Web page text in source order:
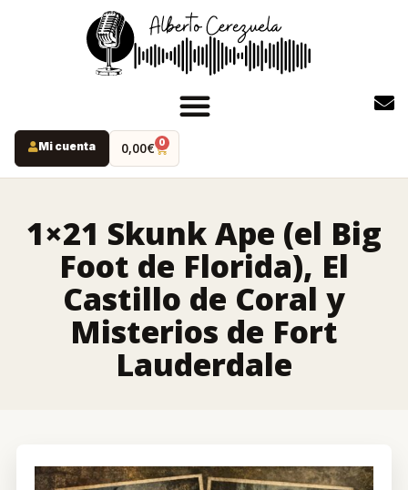
INICIO
YOUTUBE
INSTAGRAM
RUTAS MISTERIO
LIBROS
ALBERTO
Mi cuenta 0,00€ 0
1×21 Skunk Ape (el Big
Foot de Florida), El
Castillo de Coral y
Misterios de Fort
Lauderdale